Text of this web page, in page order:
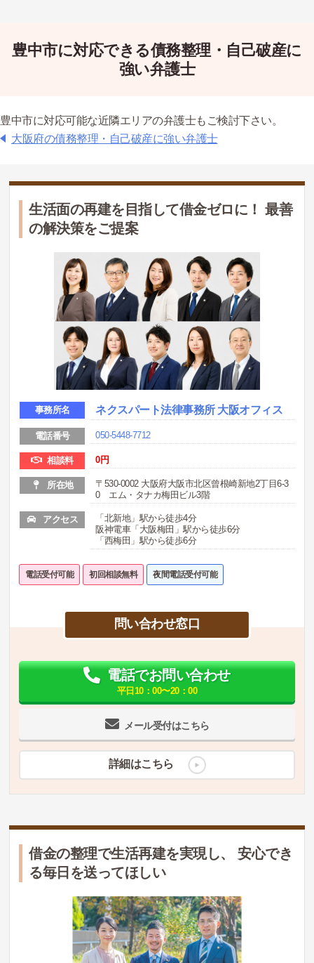
豊中市に対応できる債務整理・自己破産に
強い弁護士
豊中市に対応可能な近隣エリアの弁護士もご検討下さい。
大阪府の債務整理・自己破産に強い弁護士
生活面の再建を目指して借金ゼロに！ 最善
の解決策をご提案
事務所名 ネクスパート法律事務所 大阪オフィス
電話番号 050-5448-7712
相談料 0円
所在地
〒530-0002 大阪府大阪市北区曾根崎新地2丁目6-3
0 エム・タナカ梅田ビル3階
アクセス
「北新地」駅から徒歩4分
阪神電車「大阪梅田」駅から徒歩6分
「西梅田」駅から徒歩6分
電話受付可能 初回相談無料 夜間電話受付可能
問い合わせ窓口
メール受付はこちら
電話でお問い合わせ
平日10：00〜20：00
詳細はこちら
借金の整理で生活再建を実現し、 安心でき
る毎日を送ってほしい